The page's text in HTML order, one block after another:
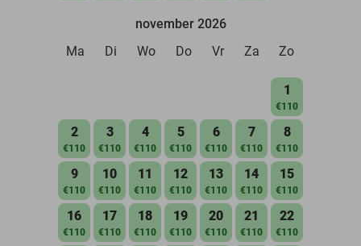
november 2026
Ma
Di Wo Do Vr Za Zo
1
€110
2
€110
3
€110
4
€110
5
€110
6
€110
7
€110
8
€110
9
€110
10
€110
11
€110
12
€110
13
€110
14
€110
15
€110
16
€110
17
€110
18
€110
19
€110
20
€110
21
€110
22
€110